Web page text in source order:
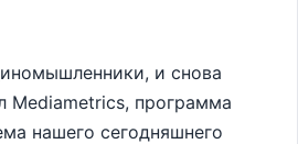
и снова
Мediametrics, программа
нашего сегодняшнего